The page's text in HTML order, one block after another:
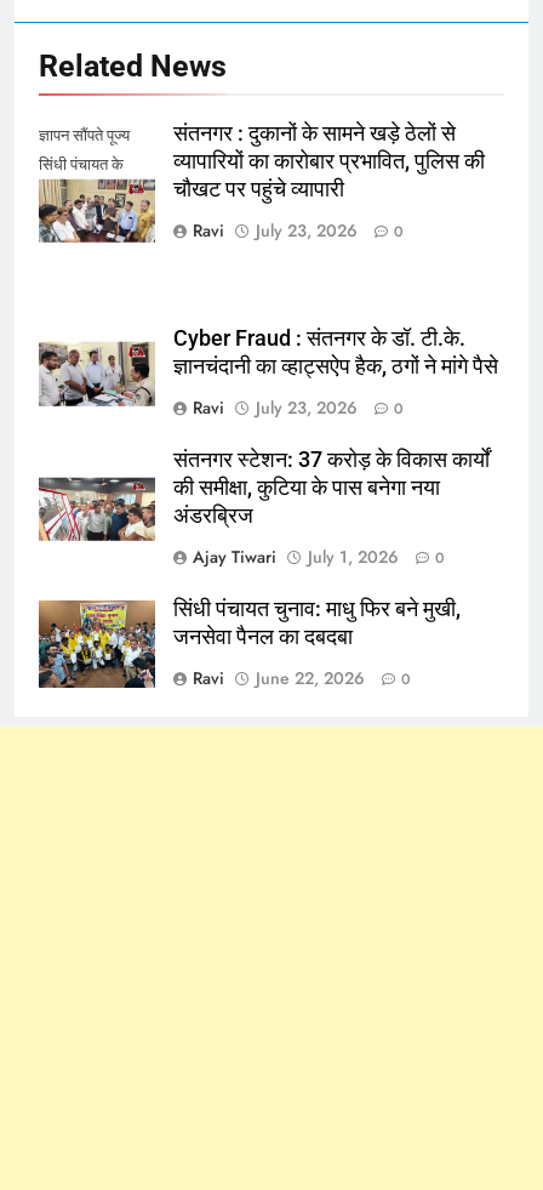
Related News
ज्ञापन सौंपते पूज्य
सिंधी पंचायत के
पदाधिकारी
संतनगर : दुकानों के सामने खड़े ठेलों से
व्यापारियों का कारोबार प्रभावित, पुलिस की
चौखट पर पहुंचे व्यापारी
Ravi
July 23, 2026 0
Cyber Fraud : संतनगर के डॉ. टी.के.
ज्ञानचंदानी का व्हाट्सऐप हैक, ठगों ने मांगे पैसे
Ravi
July 23, 2026 0
संतनगर स्टेशन: 37 करोड़ के विकास कार्यों
की समीक्षा, कुटिया के पास बनेगा नया
अंडरब्रिज
Ajay Tiwari
July 1, 2026 0
सिंधी पंचायत चुनाव: माधु फिर बने मुखी,
जनसेवा पैनल का दबदबा
Ravi
June 22, 2026 0